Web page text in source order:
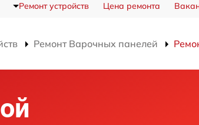
Ремонт устройств Цена ремонта
Ремонт Варочных панелей